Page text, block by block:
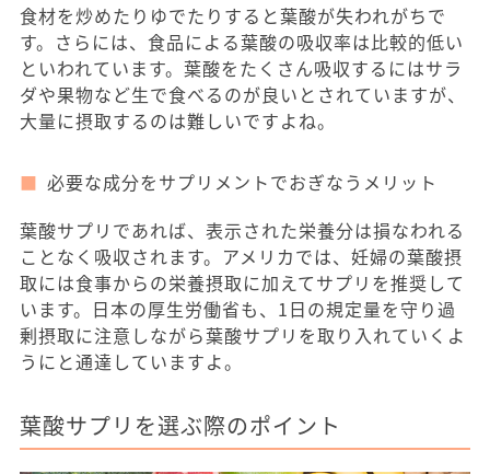
食材を炒めたりゆでたりすると葉酸が失われがちで
す。さらには、食品による葉酸の吸収率は比較的低い
といわれています。葉酸をたくさん吸収するにはサラ
ダや果物など生で食べるのが良いとされていますが、
大量に摂取するのは難しいですよね。
必要な成分をサプリメントでおぎなうメリット
葉酸サプリであれば、表示された栄養分は損なわれる
ことなく吸収されます。アメリカでは、妊婦の葉酸摂
取には食事からの栄養摂取に加えてサプリを推奨して
います。日本の厚生労働省も、1日の規定量を守り過
剰摂取に注意しながら葉酸サプリを取り入れていくよ
うにと通達していますよ。
葉酸サプリを選ぶ際のポイント